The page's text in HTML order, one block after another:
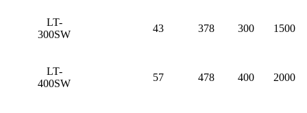
LT-
300SW
43 378 300 1500
LT-
400SW
57 478 400 2000